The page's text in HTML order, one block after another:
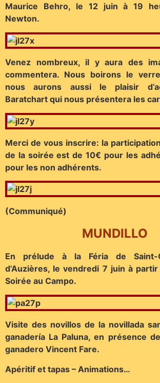
Maurice Behro, le 12 juin à 19
Newton.
Venez nombreux, il y aura des
commentera. Nous boirons le
nous aurons aussi le plaisir
Baratchart qui nous présentera les
Merci de vous inscrire: la
de la soirée est de 10€ pour les
pour les non adhérents.
(Communiqué)
MUNDILLO
En prélude à la Féria de Saint-
d’Auzières, le vendredi 7 juin à
Soirée au Campo.
Visite des novillos de la novillada
ganadería La Paluna, en présence
ganadero Vincent Fare.
Apéritif et tapas – Animations…